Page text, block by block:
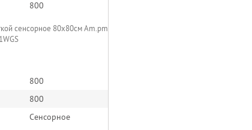
800
сенсорное 80х80см Am.pm
800
800
Сенсорное